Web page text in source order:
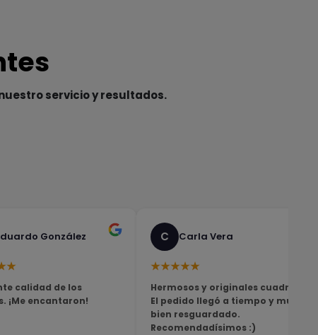
servicio y resultados.
González
calidad de los
¡Me encantaron!
C Carla Vera
★★★★★
Hermosos y originales cuadros!
El pedido llegó a tiempo y muy
bien resguardado.
Recomendadísimos :)